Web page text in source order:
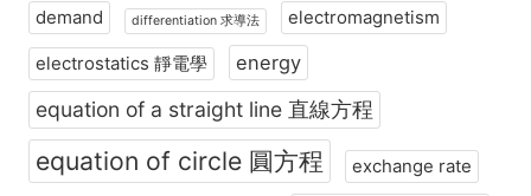
demand differentiation 求導法 electromagnetism
electrostatics 靜電學 energy
equation of a straight line 直線方程
equation of circle 圓方程 exchange rate